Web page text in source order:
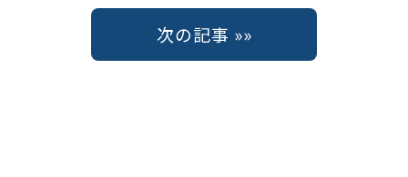
次の記事 »»